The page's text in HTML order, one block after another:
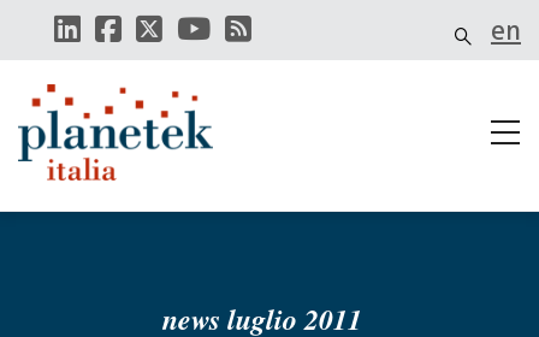
contenuto
en
news luglio 2011